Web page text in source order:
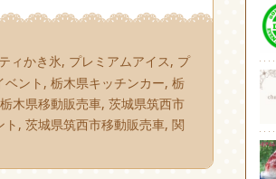
ィかき氷, プレミアムアイス, プ
ント , 栃木県キッチンカー, 栃
栃木県移動販売車, 茨城県筑西市
ト , 茨城県筑西市移動販売車, 関